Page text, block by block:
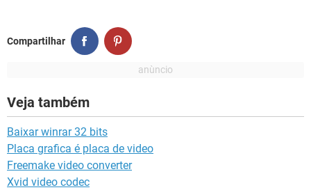
Compartilhar
Veja também
Baixar winrar 32 bits
Placa grafica é placa de video
Freemake video converter
Xvid video codec